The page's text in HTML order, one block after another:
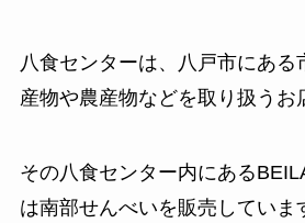
八食センターは、八戸市にある
産物や農産物などを取り扱うお
その八食センター内にある
は南部せんべいを販売していま